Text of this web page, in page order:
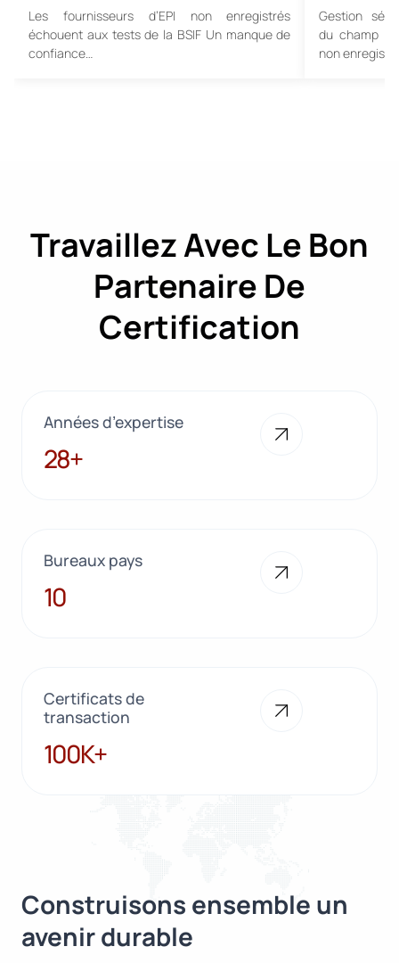
Les fournisseurs d’EPI non enregistrés
échouent aux tests de la BSIF Un manque de
confiance…
Gestion
du champ à
non
Travaillez Avec Le Bon
Partenaire De
Certification
Années d’expertise
28+
28+
Bureaux pays
10
10
Certificats de
transaction
100K+
100K+
Construisons ensemble un
avenir durable